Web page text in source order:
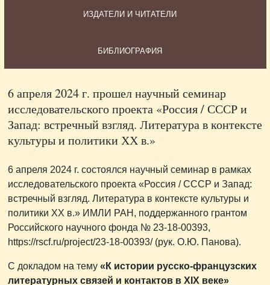
ИЗДАТЕЛИ И ЧИТАТЕЛИ
БИБЛИОГРАФИЯ
6 апреля 2024 г. прошел научный семинар
исследовательского проекта «Россия / СССР и
Запад: встречный взгляд. Литература в контексте
культуры и политики ХХ в.»
6 апреля 2024 г. состоялся научный семинар в рамках
исследовательского проекта «Россия / СССР и Запад:
встречный взгляд. Литература в контексте культуры и
политики ХХ в.» ИМЛИ РАН, поддержанного грантом
Российского научного фонда № 23-18-00393,
https://rscf.ru/project/23-18-00393/ (рук. О.Ю. Панова).
С докладом на тему «К истории русско-французских
литературных связей и контактов в XIX веке»